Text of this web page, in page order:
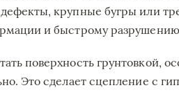
крупные бугры или
и быстрому
поверхность грунтовкой,
Это сделает сцепление с